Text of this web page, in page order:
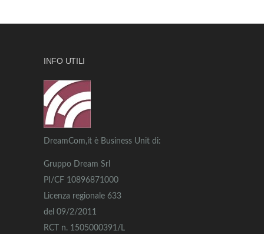
INFO UTILI
DreamCom,it è Business Unit di:
Gruppo Dream Srl
PI/CF 10896871000
Licenza regionale 633
del 09/2/2011
RCT n. 1505000391/L